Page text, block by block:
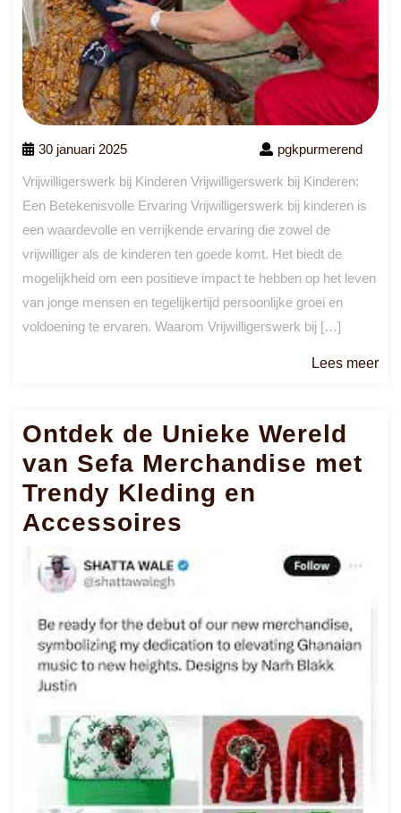
30 januari 2025 pgkpurmerend
Vrijwilligerswerk bij Kinderen Vrijwilligerswerk bij Kinderen:
Een Betekenisvolle Ervaring Vrijwilligerswerk bij kinderen is
een waardevolle en verrijkende ervaring die zowel de
vrijwilliger als de kinderen ten goede komt. Het biedt de
mogelijkheid om een positieve impact te hebben op het leven
van jonge mensen en tegelijkertijd persoonlijke groei en
voldoening te ervaren. Waarom Vrijwilligerswerk bij […]
Lees meer
Ontdek de Unieke Wereld
van Sefa Merchandise met
Trendy Kleding en
Accessoires